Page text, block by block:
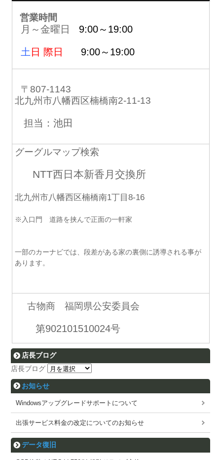
営業時間
月～金曜日 9:00～19:00
土 日 際日 9:00～19:00
〒807-1143
北九州市八幡西区楠橋南2-11-13
担当：池田
グーグルマップ検索
NTT西日本新香月交換所
北九州市八幡西区楠橋南1丁目8-16
※入口門 道路を挟んで正面の一軒家
一部のカーナビでは、段差がある家の裏側に誘導される事が
あります。
古物商 福岡県公安委員会
第902101510024号
店長ブログ
店長ブログ
お知らせ
Windowsアップグレードサポートについて
出張サービス料金の改定についてのお知らせ
データ復旧